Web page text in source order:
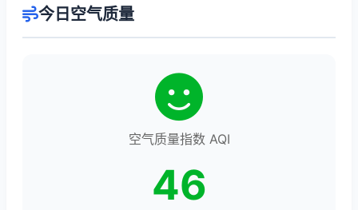
今日空气质量
空气质量指数 AQI
46